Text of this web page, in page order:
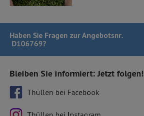
Haben Sie Fragen zur Angebotsnr.
D106769?
Bleiben Sie informiert: Jetzt folgen!
Thüllen bei Facebook